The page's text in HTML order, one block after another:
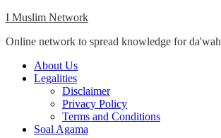
Skip
content
I Muslim Network
Online network to spread knowledge for da'wah
Close
Menu
About Us
Legalities
Disclaimer
Privacy Policy
Terms and Conditions
Soal Agama